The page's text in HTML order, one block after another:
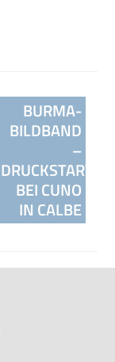
BURMA-
BILDBAND
–
DRUCKSTART
BEI CUNO
IN CALBE